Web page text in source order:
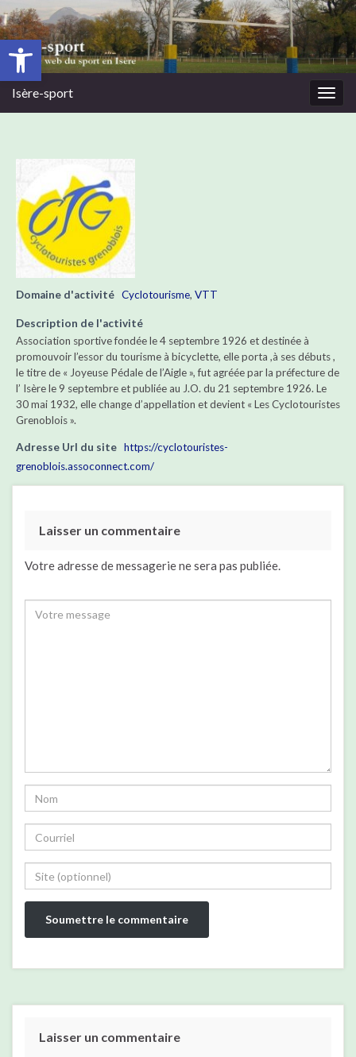
Ouvrir la barre d’outils
Isère-sport
Domaine d'activité Cyclotourisme, VTT
Description de l'activité
Association sportive fondée le 4 septembre 1926 et destinée à
promouvoir l’essor du tourisme à bicyclette, elle porta ,à ses débuts ,
le titre de « Joyeuse Pédale de l’Aigle », fut agréée par la préfecture de
l’ Isère le 9 septembre et publiée au J.O. du 21 septembre 1926. Le
30 mai 1932, elle change d’appellation et devient « Les Cyclotouristes
Grenoblois ».
Adresse Url du site https://cyclotouristes-
grenoblois.assoconnect.com/
Laisser un commentaire
Votre adresse de messagerie ne sera pas publiée.
Laisser un commentaire